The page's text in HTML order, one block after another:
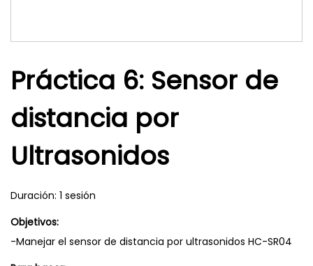
Práctica 6: Sensor de
distancia por
Ultrasonidos
Duración: 1 sesión
Objetivos:
-Manejar el sensor de distancia por ultrasonidos HC-SR04